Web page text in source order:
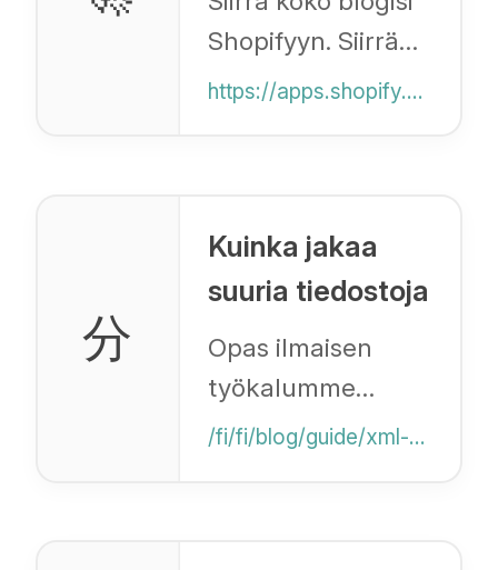
Shopifyyn. Siirrä
kuvat ja SEO
ilmaiseksi.
https://apps.shopify.com/blog-importer
分
Kuinka jakaa
suuria tiedostoja
Opas ilmaisen
työkalumme
käyttöön XML- tai /fi/fi/blog/guide/xml-csv-splitter